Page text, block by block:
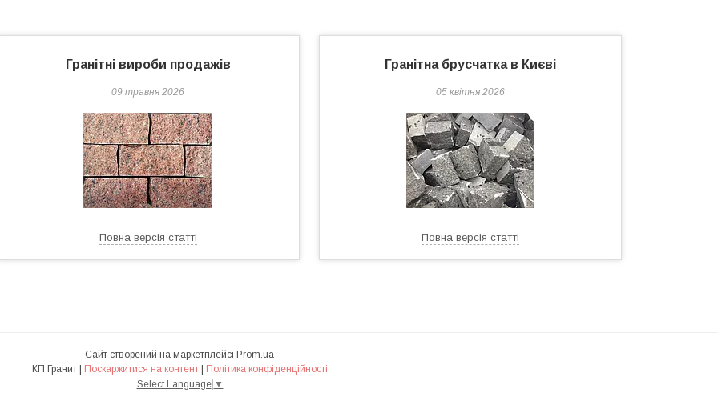
Гранітні вироби продажів
09 травня 2026
Повна версія статті
Гранітна брусчатка в Києві
05 квітня 2026
Повна версія статті
Сайт створений на маркетплейсі Prom.ua
Поскаржитися на контент
Політика конфіденційності
Select Language ▼